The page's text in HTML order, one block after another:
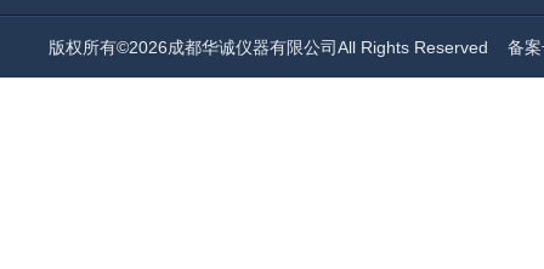
版权所有©2026成都华诚仪器有限公司All Rights Reserved 备